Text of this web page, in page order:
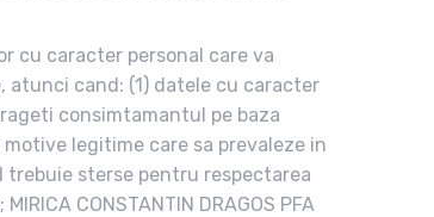
cu caracter personal care va
atunci cand: (1) datele cu caracter
consimtamantul pe baza
legitime care sa prevaleze in
trebuie sterse pentru respectarea
CONSTANTIN DRAGOS PFA